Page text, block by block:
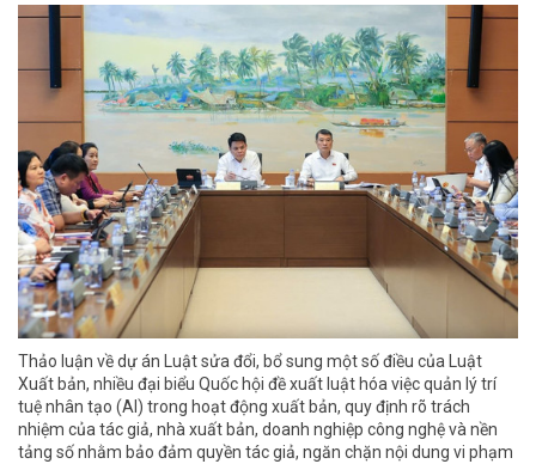
Thảo luận về dự án Luật sửa đổi, bổ sung một số điều của Luật
Xuất bản, nhiều đại biểu Quốc hội đề xuất luật hóa việc quản lý trí
tuệ nhân tạo (AI) trong hoạt động xuất bản, quy định rõ trách
nhiệm của tác giả, nhà xuất bản, doanh nghiệp công nghệ và nền
tảng số nhằm bảo đảm quyền tác giả, ngăn chặn nội dung vi phạm